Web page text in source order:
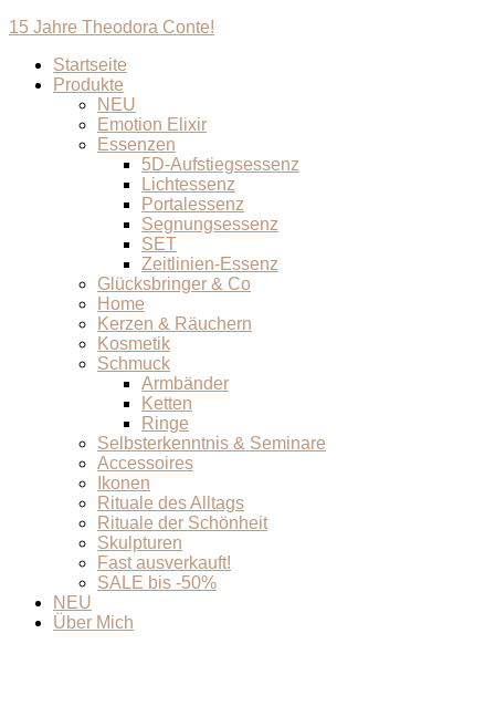
15 Jahre Theodora Conte!
Startseite
Produkte
NEU
Emotion Elixir
Essenzen
5D-Aufstiegsessenz
Lichtessenz
Portalessenz
Segnungsessenz
SET
Zeitlinien-Essenz
Glücksbringer & Co
Home
Kerzen & Räuchern
Kosmetik
Schmuck
Armbänder
Ketten
Ringe
Selbsterkenntnis & Seminare
Accessoires
Ikonen
Rituale des Alltags
Rituale der Schönheit
Skulpturen
Fast ausverkauft!
SALE bis -50%
NEU
Über Mich